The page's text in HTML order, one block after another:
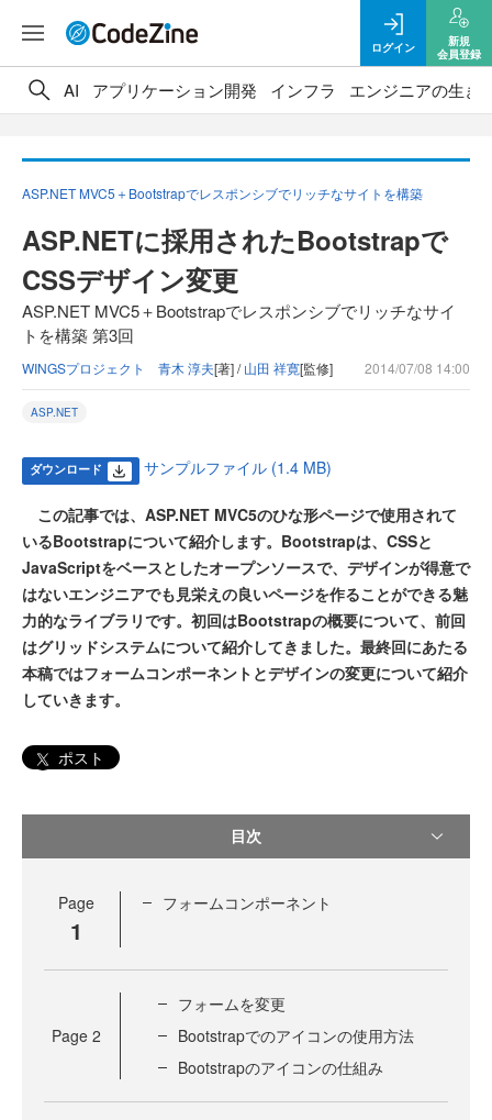
ログイン
新規
会員登録
AI アプリケーション開発 インフラ エンジニアの生き
ASP.NET MVC5＋Bootstrapでレスポンシブでリッチなサイトを構築
ASP.NETに採用されたBootstrapで
CSSデザイン変更
ASP.NET MVC5＋Bootstrapでレスポンシブでリッチなサイ
トを構築 第3回
WINGSプロジェクト 青木 淳夫[著] /山田 祥寛[監修] 2014/07/08 14:00
ASP.NET
ダウンロード サンプルファイル (1.4 MB)
この記事では、ASP.NET MVC5のひな形ページで使用されて
いるBootstrapについて紹介します。Bootstrapは、CSSと
JavaScriptをベースとしたオープンソースで、デザインが得意で
はないエンジニアでも見栄えの良いページを作ることができる魅
力的なライブラリです。初回はBootstrapの概要について、前回
はグリッドシステムについて紹介してきました。最終回にあたる
本稿ではフォームコンポーネントとデザインの変更について紹介
していきます。
ポスト
目次
Page
1
フォームコンポーネント
Page 2
フォームを変更
Bootstrapでのアイコンの使用方法
Bootstrapのアイコンの仕組み